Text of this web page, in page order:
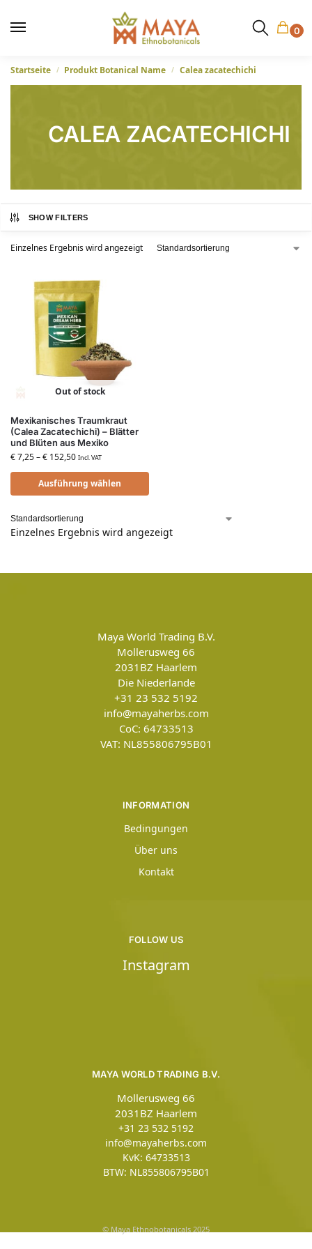
0
Startseite / Produkt Botanical Name / Calea zacatechichi
CALEA ZACATECHICHI
SHOW FILTERS
Einzelnes Ergebnis wird angezeigt
Out of stock
Mexikanisches Traumkraut
(Calea Zacatechichi) – Blätter
und Blüten aus Mexiko
€7,25–€ 152,50 Incl. VAT
Ausführung wählen
Einzelnes Ergebnis wird angezeigt
Maya World Trading B.V.
Mollerusweg 66
2031BZ Haarlem
Die Niederlande
+31 23 532 5192
info@mayaherbs.com
CoC: 64733513
VAT: NL855806795B01
INFORMATION
Bedingungen
Über uns
Kontakt
MAYA WORLD TRADING B.V.
Mollerusweg 66
2031BZ Haarlem
+31 23 532 5192
info@mayaherbs.com
KvK: 64733513
BTW: NL855806795B01
FOLLOW US
Instagram
© Maya Ethnobotanicals 2025